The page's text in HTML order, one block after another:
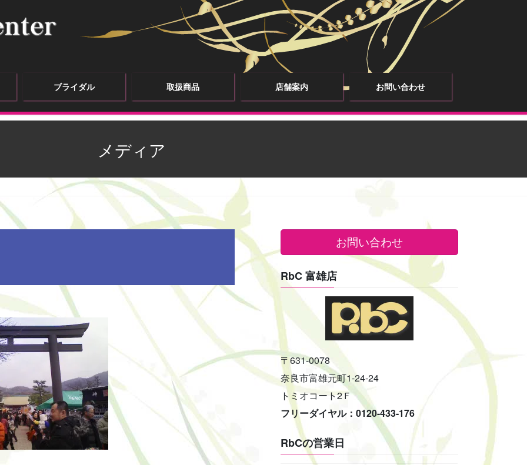
ブライダル 取扱商品 店舗案内 お問い合わせ
メディア
お問い合わせ
RbC 富雄店
〒631-0078
奈良市富雄元町1-24-24
トミオコート2Ｆ
フリーダイヤル：0120-433-176
RbCの営業日